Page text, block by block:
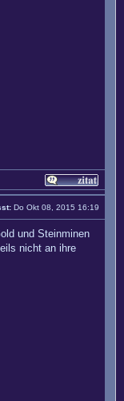
Do Okt 08, 2015 16:19
und Steinminen
nicht an ihre